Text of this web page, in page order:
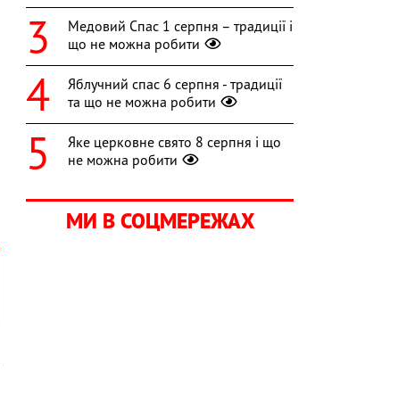
Медовий Спас 1 серпня – традиції і
що не можна робити
Яблучний спас 6 серпня - традиції
та що не можна робити
Яке церковне свято 8 серпня і що
не можна робити
МИ В СОЦМЕРЕЖАХ